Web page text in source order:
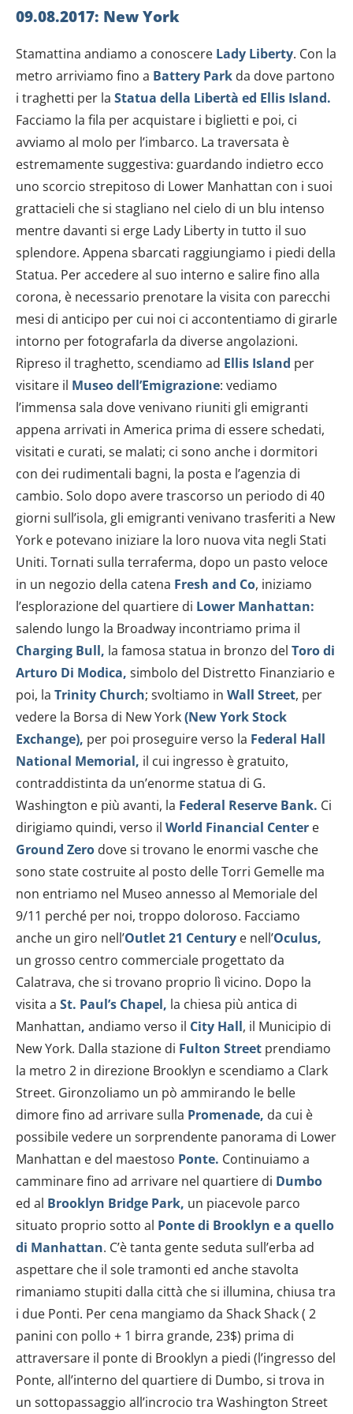
09.08.2017: New York
Stamattina andiamo a conoscere Lady Liberty. Con la
metro arriviamo fino a Battery Park da dove partono
i traghetti per la Statua della Libertà ed Ellis Island.
Facciamo la fila per acquistare i biglietti e poi, ci
avviamo al molo per l’imbarco. La traversata è
estremamente suggestiva: guardando indietro ecco
uno scorcio strepitoso di Lower Manhattan con i suoi
grattacieli che si stagliano nel cielo di un blu intenso
mentre davanti si erge Lady Liberty in tutto il suo
splendore. Appena sbarcati raggiungiamo i piedi della
Statua. Per accedere al suo interno e salire fino alla
corona, è necessario prenotare la visita con parecchi
mesi di anticipo per cui noi ci accontentiamo di girarle
intorno per fotografarla da diverse angolazioni.
Ripreso il traghetto, scendiamo ad Ellis Island per
visitare il Museo dell’Emigrazione: vediamo
l’immensa sala dove venivano riuniti gli emigranti
appena arrivati in America prima di essere schedati,
visitati e curati, se malati; ci sono anche i dormitori
con dei rudimentali bagni, la posta e l’agenzia di
cambio. Solo dopo avere trascorso un periodo di 40
giorni sull’isola, gli emigranti venivano trasferiti a New
York e potevano iniziare la loro nuova vita negli Stati
Uniti. Tornati sulla terraferma, dopo un pasto veloce
in un negozio della catena Fresh and Co, iniziamo
l’esplorazione del quartiere di Lower Manhattan:
salendo lungo la Broadway incontriamo prima il
Charging Bull, la famosa statua in bronzo del Toro di
Arturo Di Modica, simbolo del Distretto Finanziario e
poi, la Trinity Church; svoltiamo in Wall Street, per
vedere la Borsa di New York(New York Stock
Exchange), per poi proseguire verso la Federal Hall
National Memorial, il cui ingresso è gratuito,
contraddistinta da un’enorme statua di G.
Washington e più avanti, la Federal Reserve Bank. Ci
dirigiamo quindi, verso il World Financial Center e
Ground Zero dove si trovano le enormi vasche che
sono state costruite al posto delle Torri Gemelle ma
non entriamo nel Museo annesso al Memoriale del
9/11 perché per noi, troppo doloroso. Facciamo
anche un giro nell’Outlet 21 Century e nell’Oculus,
un grosso centro commerciale progettato da
Calatrava, che si trovano proprio lì vicino. Dopo la
visita a St. Paul’s Chapel, la chiesa più antica di
Manhattan, andiamo verso il City Hall, il Municipio di
New York. Dalla stazione di Fulton Street prendiamo
la metro 2 in direzione Brooklyn e scendiamo a Clark
Street. Gironzoliamo un pò ammirando le belle
dimore fino ad arrivare sulla Promenade, da cui è
possibile vedere un sorprendente panorama di Lower
Manhattan e del maestoso Ponte. Continuiamo a
camminare fino ad arrivare nel quartiere di Dumbo
ed al Brooklyn Bridge Park, un piacevole parco
situato proprio sotto al Ponte di Brooklyn e a quello
di Manhattan. C’è tanta gente seduta sull’erba ad
aspettare che il sole tramonti ed anche stavolta
rimaniamo stupiti dalla città che si illumina, chiusa tra
i due Ponti. Per cena mangiamo da Shack Shack ( 2
panini con pollo + 1 birra grande, 23$) prima di
attraversare il ponte di Brooklyn a piedi (l’ingresso del
Ponte, all’interno del quartiere di Dumbo, si trova in
un sottopassaggio all’incrocio tra Washington Street